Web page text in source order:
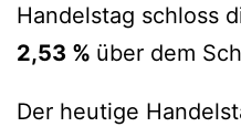
Handelstag schloss
2,53 % über dem
Der heutige